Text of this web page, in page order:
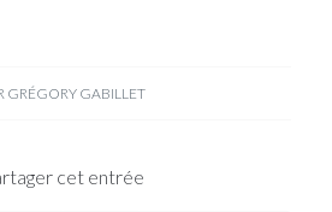
GRÉGORY GABILLET
cet entrée